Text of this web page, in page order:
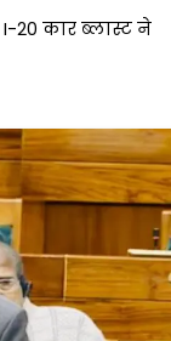
20 कार ब्लास्ट ने